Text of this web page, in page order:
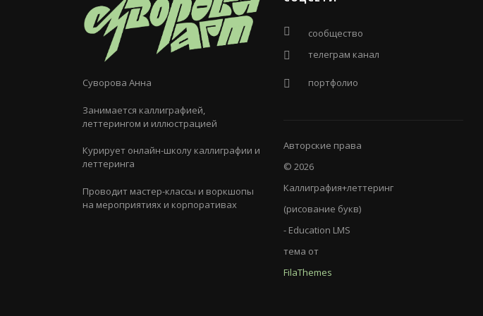
Суворова Анна
Занимается каллиграфией,
леттерингом и иллюстрацией
Курирует онлайн-школу каллиграфии и
леттеринга
Проводит мастер-классы и воркшопы
на мероприятиях и корпоративах
сообщество
телеграм канал
портфолио
Авторские права
© 2026
Каллиграфия+леттеринг
(рисование букв)
- Education LMS
тема от
FilaThemes